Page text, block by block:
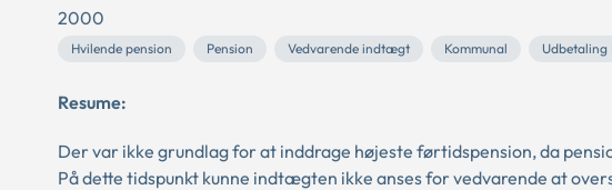
2000
Hvilende pension Pension Vedvarende indtægt Kommunal
Resume:
Der var ikke grundlag for at inddrage højeste førtidspension, da
På dette tidspunkt kunne indtægten ikke anses for vedvarende at